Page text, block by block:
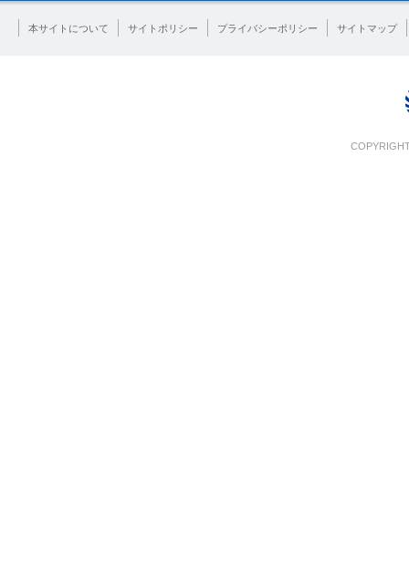
本サイトについて サイトポリシー プライバシーポリシー サイトマップ